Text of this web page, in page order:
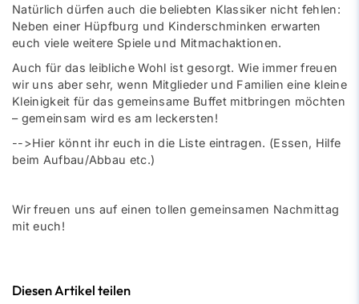
Natürlich dürfen auch die beliebten Klassiker nicht fehlen:
Neben einer Hüpfburg und Kinderschminken erwarten
euch viele weitere Spiele und Mitmachaktionen.
Auch für das leibliche Wohl ist gesorgt. Wie immer freuen
wir uns aber sehr, wenn Mitglieder und Familien eine kleine
Kleinigkeit für das gemeinsame Buffet mitbringen möchten
– gemeinsam wird es am leckersten!
-->Hier könnt ihr euch in die Liste eintragen. (Essen, Hilfe
beim Aufbau/Abbau etc.)
Wir freuen uns auf einen tollen gemeinsamen Nachmittag
mit euch!
Diesen Artikel teilen